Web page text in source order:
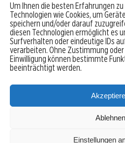
Um Ihnen die besten Erfahrungen
Technologien wie Cookies, um
speichern und/oder darauf
diesen Technologien ermöglicht es
Surfverhalten oder eindeutige IDs
verarbeiten. Ohne Zustimmung
Einwilligung können bestimmte
beeinträchtigt werden.
Ablehnen
Einstellungen
Robo-Advisor vergleichen
Depotvergleich
Festgeld vergleichen
Tagesgeld vergleichen